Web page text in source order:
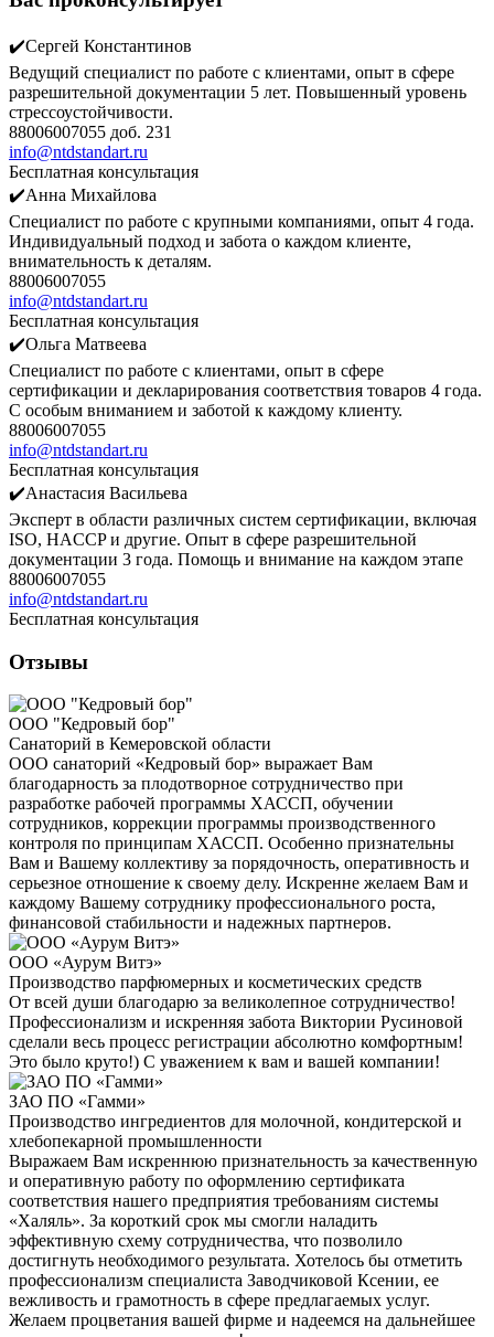
✔️Сергей Константинов
Ведущий специалист по работе с клиентами, опыт в сфере
разрешительной документации 5 лет. Повышенный уровень
стрессоустойчивости.
88006007055 доб. 231
info@ntdstandart.ru
Бесплатная консультация
✔️Анна Михайлова
Специалист по работе с крупными компаниями, опыт 4 года.
Индивидуальный подход и забота о каждом клиенте,
внимательность к деталям.
88006007055
info@ntdstandart.ru
Бесплатная консультация
✔️Ольга Матвеева
Специалист по работе с клиентами, опыт в сфере
сертификации и декларирования соответствия товаров 4 года.
С особым вниманием и заботой к каждому клиенту.
88006007055
info@ntdstandart.ru
Бесплатная консультация
✔️Анастасия Васильева
Эксперт в области различных систем сертификации, включая
ISO, HACCP и другие. Опыт в сфере разрешительной
документации 3 года. Помощь и внимание на каждом этапе
88006007055
info@ntdstandart.ru
Бесплатная консультация
Отзывы
ООО "Кедровый бор"
Санаторий в Кемеровской области
ООО санаторий «Кедровый бор» выражает Вам
благодарность за плодотворное сотрудничество при
разработке рабочей программы ХАССП, обучении
сотрудников, коррекции программы производственного
контроля по принципам ХАССП. Особенно признательны
Вам и Вашему коллективу за порядочность, оперативность и
серьезное отношение к своему делу. Искренне желаем Вам и
каждому Вашему сотруднику профессионального роста,
финансовой стабильности и надежных партнеров.
ООО «Аурум Витэ»
Производство парфюмерных и косметических средств
От всей души благодарю за великолепное сотрудничество!
Профессионализм и искренняя забота Виктории Русиновой
сделали весь процесс регистрации абсолютно комфортным!
Это было круто!) С уважением к вам и вашей компании!
ЗАО ПО «Гамми»
Производство ингредиентов для молочной, кондитерской и
хлебопекарной промышленности
Выражаем Вам искреннюю признательность за качественную
и оперативную работу по оформлению сертификата
соответствия нашего предприятия требованиям системы
«Халяль». За короткий срок мы смогли наладить
эффективную схему сотрудничества, что позволило
достигнуть необходимого результата. Хотелось бы отметить
профессионализм специалиста Заводчиковой Ксении, ее
вежливость и грамотность в сфере предлагаемых услуг.
Желаем процветания вашей фирме и надеемся на дальнейшее